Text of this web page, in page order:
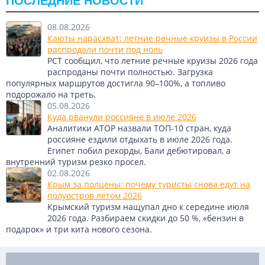
08.08.2026
Каюты нарасхват: летние речные круизы в России
распродали почти под ноль
РСТ сообщил, что летние речные круизы 2026 года
распроданы почти полностью. Загрузка
популярных маршрутов достигла 90–100%, а топливо
подорожало на треть.
05.08.2026
Куда рванули россияне в июле 2026
Аналитики АТОР назвали ТОП-10 стран, куда
россияне ездили отдыхать в июле 2026 года.
Египет побил рекорды, Бали дебютировал, а
внутренний туризм резко просел.
02.08.2026
Крым за полцены: почему туристы снова едут на
полуостров летом 2026
Крымский туризм нащупал дно к середине июля
2026 года. Разбираем скидки до 50 %, «бензин в
подарок» и три кита нового сезона.